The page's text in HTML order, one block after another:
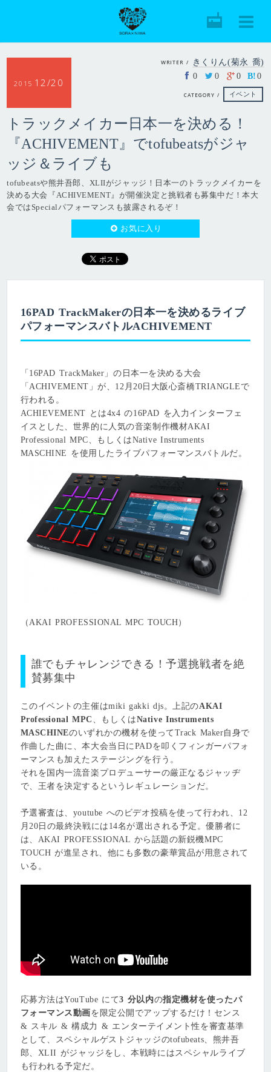
WRITER /
きくりん(菊永 喬)
0
0 0 B! 0
CATEGORY / イベント
2015 12/20
トラックメイカー日本一を決める！
『ACHIVEMENT』でtofubeatsがジャ
ッジ＆ライブも
tofubeatsや熊井吾郎、XLIIがジャッジ！日本一のトラックメイカーを
決める大会『ACHIVEMENT』が開催決定と挑戦者も募集中だ！本大
会ではSpecialパフォーマンスも披露されるぞ！
お気に入り
16PAD TrackMakerの日本一を決めるライブ
パフォーマンスバトルACHIVEMENT
「16PAD TrackMaker」の日本一を決める大会
「ACHIVEMENT」が、12月20日大阪心斎橋TRIANGLEで
⾏われる。
ACHIEVEMENT とは4x4 の16PAD を⼊⼒インターフェ
イスとした、世界的に⼈気の⾳楽制作機材AKAI
Professional MPC、もしくはNative Instruments
MASCHINE を使用したライブパフォーマンスバトルだ。
（AKAI PROFESSIONAL MPC TOUCH）
誰でもチャレンジできる！予選挑戦者を絶
賛募集中
このイベントの主催はmiki gakki djs。上記のAKAI
Professional MPC 、もしくはNative Instruments
MASCHINEのいずれかの機材を使ってTrack Maker自身で
作曲した曲に、本大会当日にPADを叩くフィンガーパフォ
ーマンスも加えたステージングを行う。
それを国内一流⾳楽プロデューサーの厳正なるジャッヂ
で、王者を決定するというレギュレーションだ。
予選審査は、youtube へのビデオ投稿を使って⾏われ、12
月20日の最終決戦には14名が選出される予定。優勝者に
は、AKAI PROFESSIONAL から話題の新鋭機MPC
TOUCH が進呈され、他にも多数の豪華賞品が用意されて
いる。
応募方法はYouTube にて3 分以内の指定機材を使ったパ
フォーマンス動画を限定公開でアップするだけ！センス
& スキル & 構成力 & エンターテイメント性を審査基準
として、スペシャルゲストジャッジのtofubeats、熊井吾
郎、XLII がジャッジをし、本戦時にはスペシャルライブ
も⾏われる予定だ。